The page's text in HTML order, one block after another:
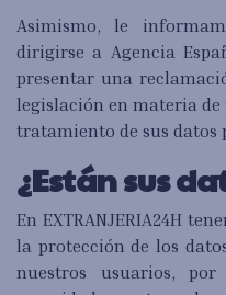
Asimismo, le
dirigirse a Agencia
presentar una
legislación en materia de
tratamiento de sus datos
¿Están sus
En EXTRANJERIA24H
la protección de los
nuestros usuarios,